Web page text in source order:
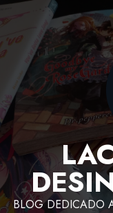
BLOG DEDICADO